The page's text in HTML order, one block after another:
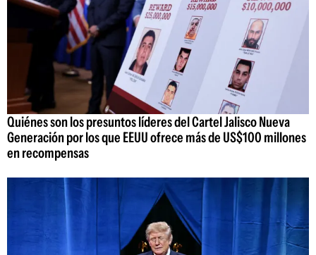
Quiénes son los presuntos líderes del Cartel Jalisco Nueva
Generación por los que EEUU ofrece más de US$100 millones
en recompensas